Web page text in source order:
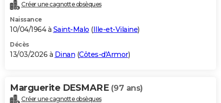
Destinations
City break
Voyage nature
Voyage de noces
Forum
Climat
+PHOTO
GUIDES D'ACHAT
BONS PLANS
Carte de Noël
Carte Bonne année
Carte Saint-Valentin
Carte Pâques
Carte d'anniversaire
DICTIONNAIRE
Créer une cagnotte obsèques
Naissance
10/04/1964 à Saint-Malo (Ille-et-Vilaine)
Décès
13/03/2026 à Dinan (Côtes-d'Armor)
Marguerite DESMARE (97 ans)
Créer une cagnotte obsèques